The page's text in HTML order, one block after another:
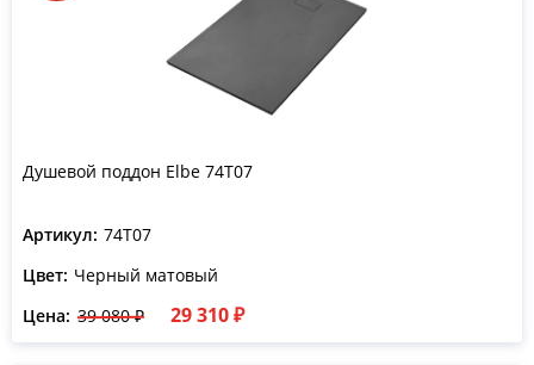
Душевой поддон Elbe 74T07
Артикул: 74T07
Цвет: Черный матовый
Цена: 39 080 ₽ 29 310 ₽